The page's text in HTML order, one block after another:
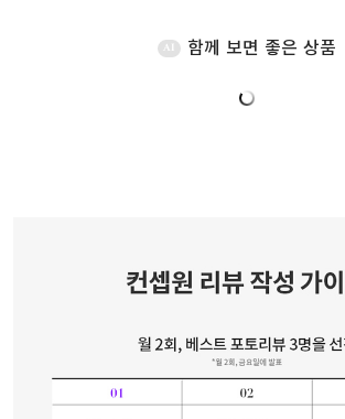
AI 함께 보면 좋은 상품